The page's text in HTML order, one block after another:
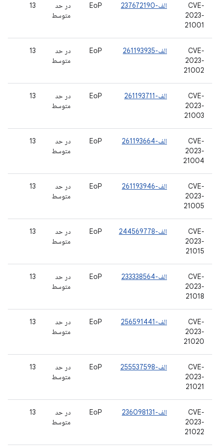
CVE-
2023-
21001
الف-237672190 EoP
در حد
متوسط
13
CVE-
2023-
21002
الف-261193935 EoP
در حد
متوسط
13
CVE-
2023-
21003
الف-261193711 EoP
در حد
متوسط
13
CVE-
2023-
21004
الف-261193664 EoP
در حد
متوسط
13
CVE-
2023-
21005
الف-261193946 EoP
در حد
متوسط
13
CVE-
2023-
21015
الف-244569778 EoP
در حد
متوسط
13
CVE-
2023-
21018
الف-233338564 EoP
در حد
متوسط
13
CVE-
2023-
21020
الف-256591441 EoP
در حد
متوسط
13
CVE-
2023-
21021
الف-255537598 EoP
در حد
متوسط
13
CVE-
2023-
21022
الف-236098131 EoP
در حد
متوسط
13